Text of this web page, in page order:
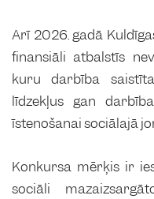
Arī 2026. gadā
finansiāli atbalstīs
kuru darbība
līdzekļus gan
īstenošanai sociālajā
Konkursa mērķis ir
sociāli